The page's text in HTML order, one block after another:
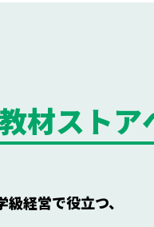
材ストア
級経営で役立つ、